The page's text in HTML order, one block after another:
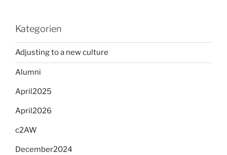
Kategorien
Adjusting to a new culture
Alumni
April2025
April2026
c2AW
December2024